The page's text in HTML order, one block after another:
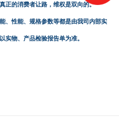
正的消费者让路，维权是双向的。
、性能、规格参数等都是由我司内部实
实物、产品检验报告单为准。